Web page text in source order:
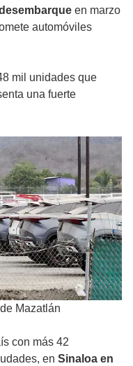
en marzo
automóviles
mil unidades que
una fuerte
Mazatlán
con más 42
en Sinaloa en